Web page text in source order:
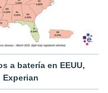
a batería en EEUU,
Experian